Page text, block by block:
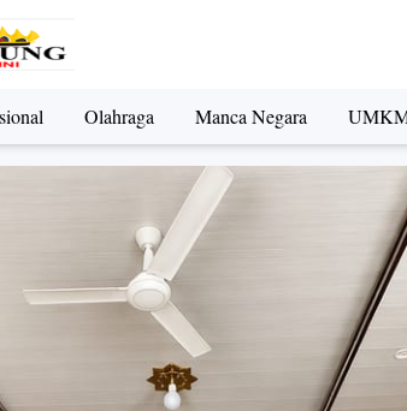
Olahraga Manca Negara
UMKM & Pariwisata Manca Negara